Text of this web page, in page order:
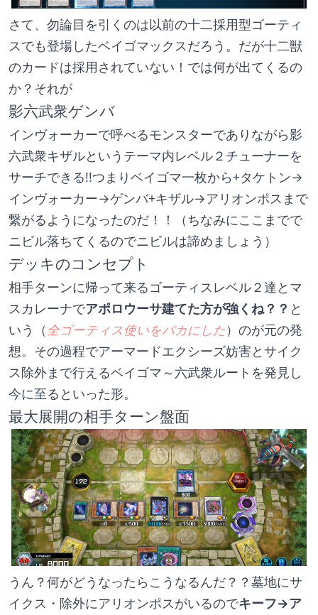
さて、勿論目を引くのは以前の十二採用型ゴーティ
スでも登場したベイゴマックスだろう。だが十二獣
のカードは採用されていない！では何が出てくるの
か？それが
影六武衆ゲンバ
インヴォーカーで呼べるモンスターでありながら影
六武衆キザルというテーマ内レベル２チューナーを
サーチできる!!つまりベイゴマ一枚から+タケトン→
インヴォーカー→ゲンバ+キザル→アリオンポスまで
繋がるようになったのだ！！（ちなみにここまでで
ニビル落ちてくるのでニビルは諦めましょう）
デッキのコンセプト
相手ターンに帰って来るゴーティスレベル２達とマ
スカレーナでアポロウーサ建てた方が強くね？？ と
いう（ 全ゴーティス使いをバカにした）のが元の発
想。その過程でアーマードエクシーズ妨害とサイク
ス除外まで行えるベイゴマ～六武衆ルートを発見し
今に至るといった形。
最大展開の相手ターン盤面
うん？何がどうなったらこうなるんだ？？墓地にサ
イクス・除外にアリオンポスがいるのでキーフ→ア